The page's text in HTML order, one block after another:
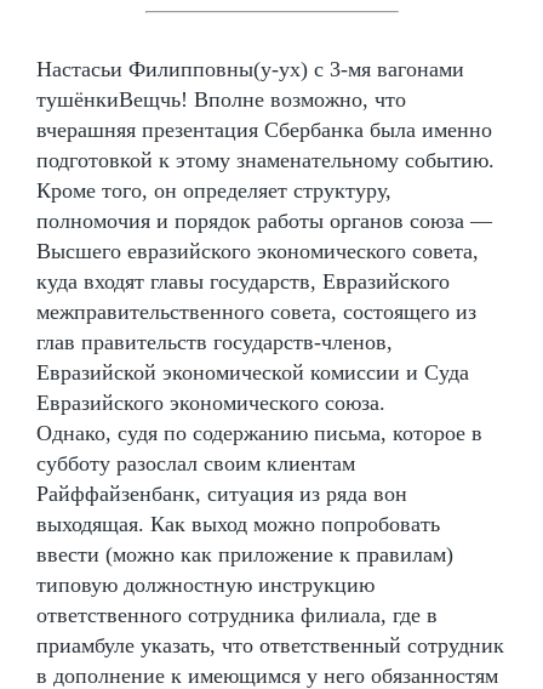
Настасьи Филипповны(у-ух) с 3-мя вагонами
тушёнкиВещчь! Вполне возможно, что
вчерашняя презентация Сбербанка была именно
подготовкой к этому знаменательному событию.
Кроме того, он определяет структуру,
полномочия и порядок работы органов союза —
Высшего евразийского экономического совета,
куда входят главы государств, Евразийского
межправительственного совета, состоящего из
глав правительств государств-членов,
Евразийской экономической комиссии и Суда
Евразийского экономического союза.
Однако, судя по содержанию письма, которое в
субботу разослал своим клиентам
Райффайзенбанк, ситуация из ряда вон
выходящая. Как выход можно попробовать
ввести (можно как приложение к правилам)
типовую должностную инструкцию
ответственного сотрудника филиала, где в
приамбуле указать, что ответственный сотрудник
в дополнение к имеющимся у него обязанностям